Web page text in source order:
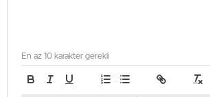
En az 10 karakter gerekli